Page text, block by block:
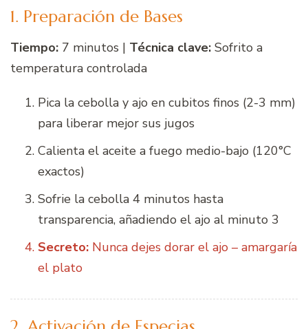
1. Preparación de Bases
Tiempo: 7 minutos | Técnica clave: Sofrito a
temperatura controlada
Pica la cebolla y ajo en cubitos finos (2-3 mm)
para liberar mejor sus jugos
Calienta el aceite a fuego medio-bajo (120°C
exactos)
Sofrie la cebolla 4 minutos hasta
transparencia, añadiendo el ajo al minuto 3
Secreto: Nunca dejes dorar el ajo – amargaría
el plato